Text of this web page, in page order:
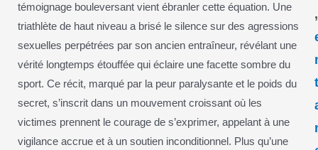
témoignage bouleversant vient ébranler cette équation. Une
triathlète de haut niveau a brisé le silence sur des agressions
sexuelles perpétrées par son ancien entraîneur, révélant une
vérité longtemps étouffée qui éclaire une facette sombre du
sport. Ce récit, marqué par la peur paralysante et le poids du
secret, s’inscrit dans un mouvement croissant où les
victimes prennent le courage de s’exprimer, appelant à une
vigilance accrue et à un soutien inconditionnel. Plus qu’une
,